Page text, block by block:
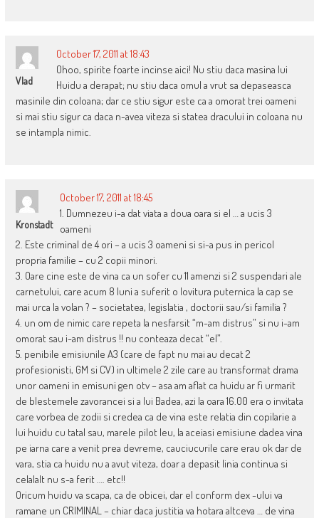
Vlad
October 17, 2011 at 18:43
Ohoo, spirite foarte incinse aici! Nu stiu daca masina lui
Huidu a derapat; nu stiu daca omul a vrut sa depaseasca
masinile din coloana; dar ce stiu sigur este ca a omorat trei oameni
si mai stiu sigur ca daca n-avea viteza si statea dracului in coloana nu
se intampla nimic.
Kronstadt
October 17, 2011 at 18:45
1. Dumnezeu i-a dat viata a doua oara si el … a ucis 3
oameni
2. Este criminal de 4 ori – a ucis 3 oameni si si-a pus in pericol
propria familie – cu 2 copii minori.
3. Oare cine este de vina ca un sofer cu 11 amenzi si 2 suspendari ale
carnetului, care acum 8 luni a suferit o lovitura puternica la cap se
mai urca la volan ? – societatea, legislatia , doctorii sau/si familia ?
4. un om de nimic care repeta la nesfarsit “m-am distrus” si nu i-am
omorat sau i-am distrus !! nu conteaza decat “el”.
5. penibile emisiunile A3 (care de fapt nu mai au decat 2
profesionisti, GM si CV) in ultimele 2 zile care au transformat drama
unor oameni in emisuni gen otv – asa am aflat ca huidu ar fi urmarit
de blestemele zavorancei si a lui Badea, azi la oara 16.00 era o invitata
care vorbea de zodii si credea ca de vina este relatia din copilarie a
lui huidu cu tatal sau, marele pilot leu, la aceiasi emisiune dadea vina
pe iarna care a venit prea devreme, cauciucurile care erau ok dar de
vara, stia ca huidu nu a avut viteza, doar a depasit linia continua si
celalalt nu s-a ferit …. etc!!
Oricum huidu va scapa, ca de obicei, dar el conform dex -ului va
ramane un CRIMINAL – chiar daca justitia va hotara altceva … de vina